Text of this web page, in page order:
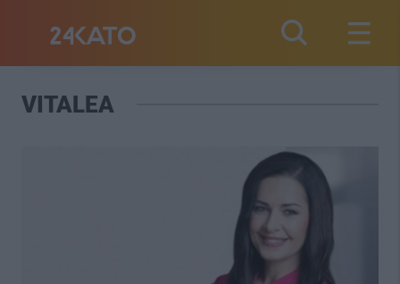
VITALEA